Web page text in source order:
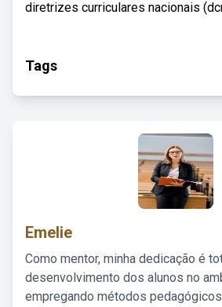
diretrizes curriculares nacionais
Tags
Emelie
Como mentor, minha dedicação é
desenvolvimento dos alunos no
empregando métodos